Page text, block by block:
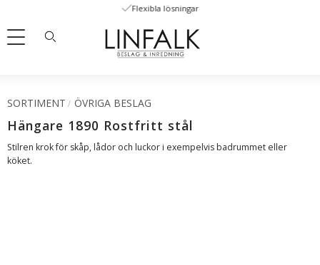
Meny
Flexibla lösningar
SORTIMENT ÖVRIGA BESLAG
Hängare 1890 Rostfritt stål
Stilren krok för skåp, lådor och luckor i exempelvis badrummet eller
köket.